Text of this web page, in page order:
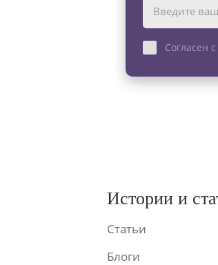
Согласен
Истории и
Статьи
Блоги